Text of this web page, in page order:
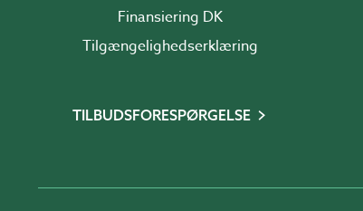
Finansiering DK
Tilgængelighedserklæring
TILBUDSFORESPØRGELSE